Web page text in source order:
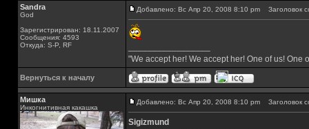
Sandra
God
Зарегистрирован: 18.11.2007
Сообщения: 4593
Откуда: S-P, RF
Добавлено: Вс Апр 20, 2008 8:10 pm Заголовок
"We accept her! We accept her! One of us!
Вернуться к началу
Мишка
Инкогнитивная какашка
Добавлено: Вс Апр 20, 2008 8:10 pm Заголовок
Sigizmund